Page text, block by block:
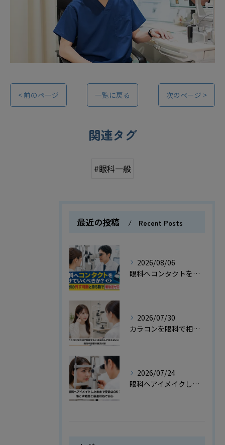
< 前のページ 一覧に戻る 次のページ >
関連タグ
#眼科一般
最近の投稿 Recent Posts
2026/08/06
眼科へコンタクトをつけていくべきか？検査別の外す判断と持ち物で無駄足ゼロの指南
2026/07/30
カラコンを眼科で相談するときはなんて言えばいい？受付や診察の例文付き
2026/07/24
眼科へアイメイクしたままで受診はOK？落とす範囲と最速対処で安心